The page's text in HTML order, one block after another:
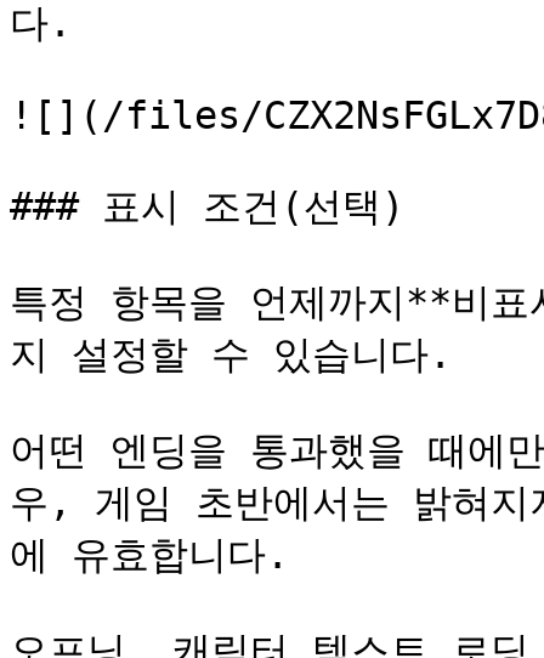
다.
![](/files/
### 표시 조건(선택)
특정 항목을 언제까지**비
지 설정할 수 있습니다.
어떤 엔딩을 통과했을 때에
우, 게임 초반에서는 밝혀
에 유효합니다.